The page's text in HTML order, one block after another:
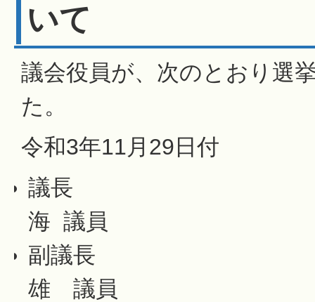
いて
議会役員が、次のとおり選
た。
令和3年11月29日付
議長 瀬
海 議員
副議長 服
雄 議員